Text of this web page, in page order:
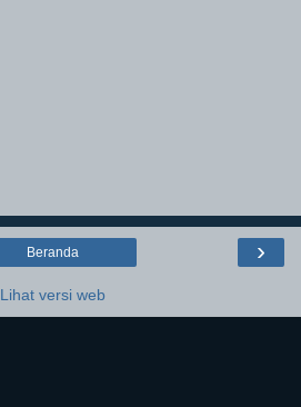
›
Beranda
Lihat versi web